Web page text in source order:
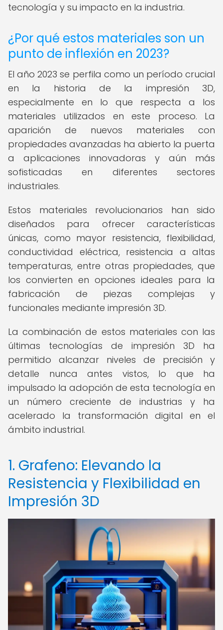
tecnología y su impacto en la industria.
¿Por qué estos materiales son un
punto de inflexión en 2023?
El año 2023 se perfila como un período crucial
en la historia de la impresión 3D,
especialmente en lo que respecta a los
materiales utilizados en este proceso. La
aparición de nuevos materiales con
propiedades avanzadas ha abierto la puerta
a aplicaciones innovadoras y aún más
sofisticadas en diferentes sectores
industriales.
Estos materiales revolucionarios han sido
diseñados para ofrecer características
únicas, como mayor resistencia, flexibilidad,
conductividad eléctrica, resistencia a altas
temperaturas, entre otras propiedades, que
los convierten en opciones ideales para la
fabricación de piezas complejas y
funcionales mediante impresión 3D.
La combinación de estos materiales con las
últimas tecnologías de impresión 3D ha
permitido alcanzar niveles de precisión y
detalle nunca antes vistos, lo que ha
impulsado la adopción de esta tecnología en
un número creciente de industrias y ha
acelerado la transformación digital en el
ámbito industrial.
1. Grafeno: Elevando la
Resistencia y Flexibilidad en
Impresión 3D